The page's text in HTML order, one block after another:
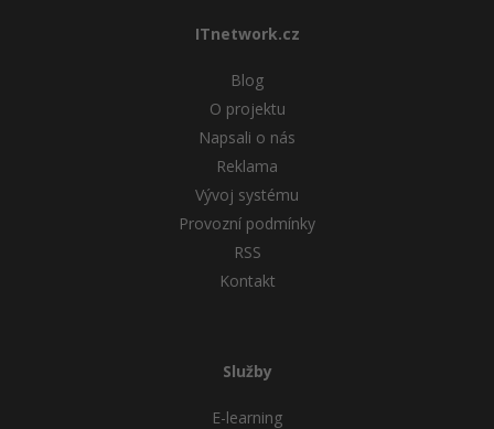
ITnetwork.cz
Blog
O projektu
Napsali o nás
Reklama
Vývoj systému
Provozní podmínky
RSS
Kontakt
Služby
E-learning